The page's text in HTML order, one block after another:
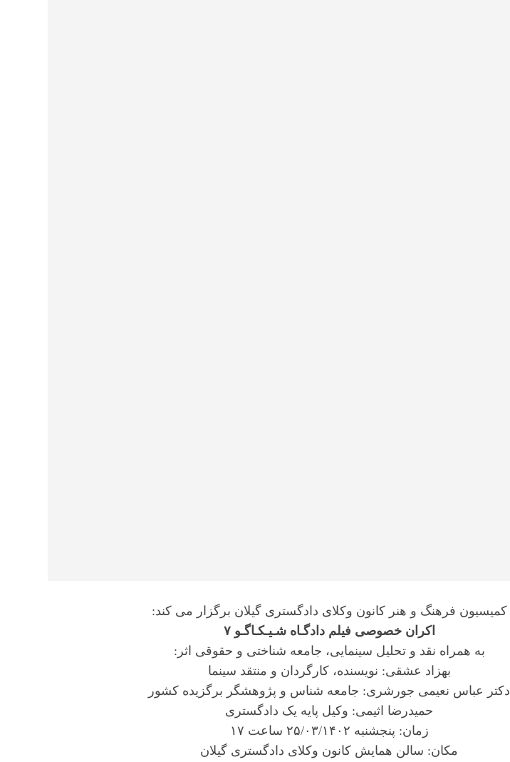
کمیسیون فرهنگ و هنر کانون وکلای دادگستری گیلان برگزار می کند:
اکران خصوصی فیلم دادگـاه شـیـکـاگـو ۷
به همراه نقد و تحلیل سینمایی، جامعه شناختی و حقوقی اثر:
بهزاد عشقی: نویسنده، کارگردان و منتقد سینما
دکتر عباس نعیمی جورشری: جامعه شناس و پژوهشگر برگزیده کشور
حمیدرضا اثیمی: وکیل پایه یک دادگستری
زمان: پنجشنبه ۲۵/۰۳/۱۴۰۲ ساعت ۱۷
مکان: سالن همایش کانون وکلای دادگستری گیلان